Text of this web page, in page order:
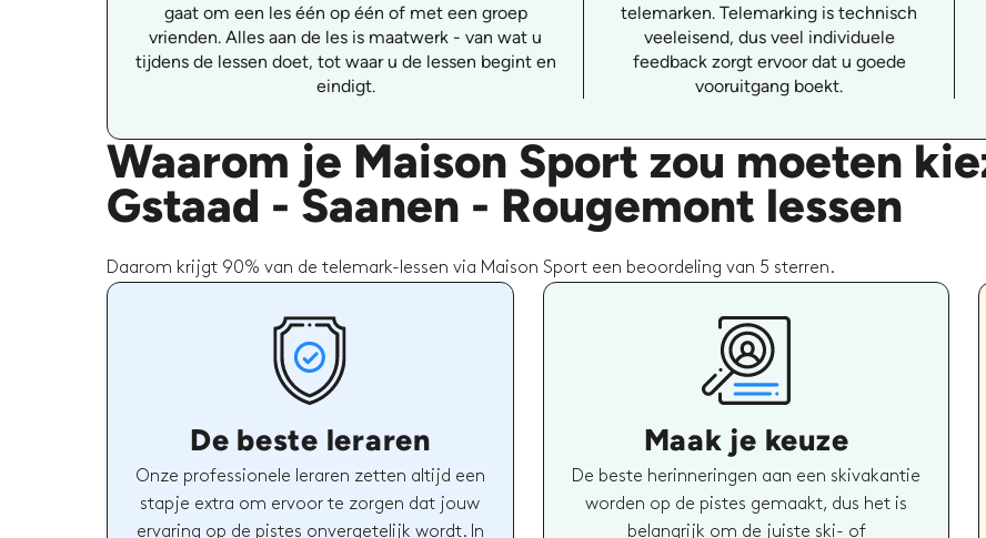
gaat om een les één op één of met een groep
vrienden. Alles aan de les is maatwerk - van wat u
tijdens de lessen doet, tot waar u de lessen begint en
eindigt.
telemarken. Telemarking is technisch
veeleisend, dus veel individuele
feedback zorgt ervoor dat u goede
vooruitgang boekt.
Waarom je Maison Sport zou moeten
Gstaad - Saanen - Rougemont lessen
Daarom krijgt 90% van de telemark-lessen via Maison Sport een beoordeling van 5 sterren.
De beste leraren
Onze professionele leraren zetten altijd een
stapje extra om ervoor te zorgen dat jouw
ervaring op de pistes onvergetelijk wordt. In
Maak je keuze
De beste herinneringen aan een skivakantie
worden op de pistes gemaakt, dus het is
belangrijk om de juiste ski- of